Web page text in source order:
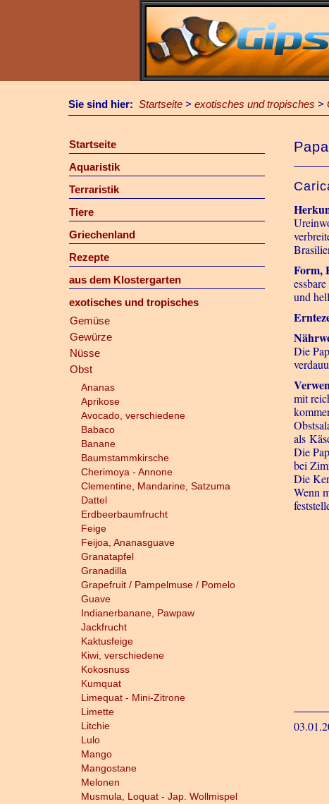
Sie sind hier: Startseite > exotisches und tropisches >
Startseite
Aquaristik
Terraristik
Tiere
Griechenland
Rezepte
aus dem Klostergarten
exotisches und tropisches
Gemüse
Gewürze
Nüsse
Obst
Ananas
Aprikose
Avocado, verschiedene
Babaco
Banane
Baumstammkirsche
Cherimoya - Annone
Clementine, Mandarine, Satzuma
Dattel
Erdbeerbaumfrucht
Feige
Feijoa, Ananasguave
Granatapfel
Granadilla
Grapefruit / Pampelmuse / Pomelo
Guave
Indianerbanane, Pawpaw
Jackfrucht
Kaktusfeige
Kiwi, verschiedene
Kokosnuss
Kumquat
Limequat - Mini-Zitrone
Limette
Litchie
Lulo
Mango
Mangostane
Melonen
Musmula, Loquat - Jap. Wollmispel
Form,
und
Die
mit
als
Die
bei
Die
Wenn